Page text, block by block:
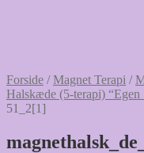
Forside /Magnet Terapi /
Halskæde (5-terapi) “Egen
51_2[1]